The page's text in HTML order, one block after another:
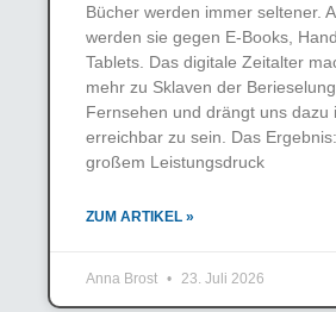
Bücher werden immer seltener.
werden sie gegen E-Books,
Tablets. Das digitale Zeitalter
mehr zu Sklaven der
Fernsehen und drängt uns dazu
erreichbar zu sein. Das
großem Leistungsdruck
ZUM ARTIKEL »
Anna Brost 23. Juli 2026